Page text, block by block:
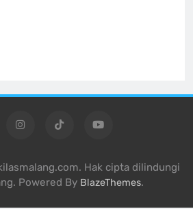
Hak cipta dilindungi
Powered By BlazeThemes.